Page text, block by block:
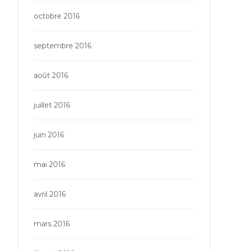
octobre 2016
septembre 2016
août 2016
juillet 2016
juin 2016
mai 2016
avril 2016
mars 2016